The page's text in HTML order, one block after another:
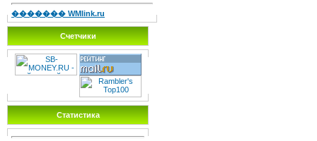
������� WMlink.ru
Счетчики
Статистика